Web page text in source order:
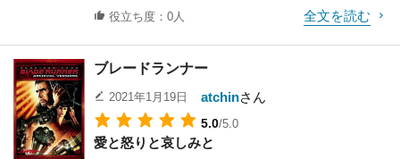
公開当時、評価は低かったが人気があったため、続
更にエイリアンと物語をシンクロさせた「エイリア
製作された。しかしどれも面白くない。
それは前述した要素が全て抜けているからだ。これ
らがないと、成立しえない映画なのだ。
物語は母親が残した遺言によって、その子供である
して子供たちに
こんなつらい思いをさせるのか、という批判的な意
見も出てるようだ。
どうして？ って、それは自分の子供たちには、
できれば真実を知っておいてもらいたかったからだ
度も放映されているので
それほどの影響をうけず、「怒りの～」を観た時は
体が震えるほどの
感動・興奮を味わった。それは単に映画の内容のせ
いなのであろうか。
それとも何か運命的なタイミングだったせいなので
という感じになってしまいます。
この筋立てをみたらその先には絶望しか考えられ
ず、
そもそもこんな物語を映画にしていいのだろうか、
という気にさえなってしまいます。
また、インディーズ感の強い作品となると、手持ち
カメラで臨場感を出す、
そんな作風も想像できてしまいます。
役立ち度：0人 全文を読む
ブレードランナー
2021年1月19日 atchinさん
5.0/5.0
愛と怒りと哀しみと